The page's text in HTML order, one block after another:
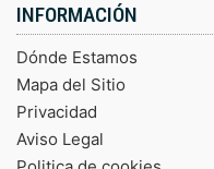
INFORMACIÓN
Dónde Estamos
Mapa del Sitio
Privacidad
Aviso Legal